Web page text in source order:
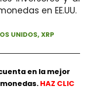
en EE.UU.
UNIDOS, XRP
en la mejor
HAZ CLIC